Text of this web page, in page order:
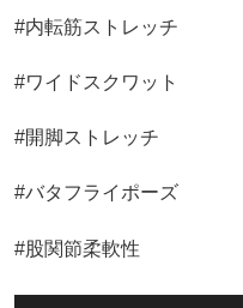
#内転筋ストレッチ
#ワイドスクワット
#開脚ストレッチ
#バタフライポーズ
#股関節柔軟性